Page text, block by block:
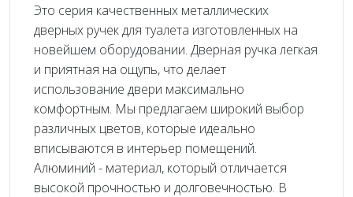
Это серия качественных металлических
дверных ручек для туалета изготовленных на
новейшем оборудовании. Дверная ручка легкая
и приятная на ощупь, что делает
использование двери максимально
комфортным. Мы предлагаем широкий выбор
различных цветов, которые идеально
вписываются в интерьер помещений.
Алюминий - материал, который отличается
высокой прочностью и долговечностью. В